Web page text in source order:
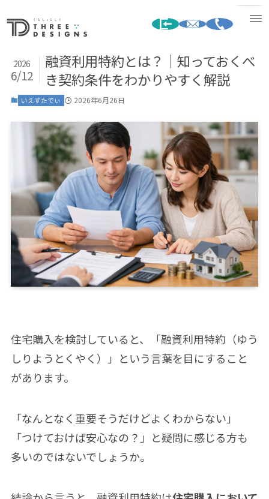
融資利用特約とは？｜知っておくべ
き契約条件をわかりやすく解説
2026
6/12
いえすたでぃ 2026年6月26日
住宅購入を検討していると、「融資利用特約（ゆう
しりようとくやく）」という言葉を目にすること
があります。
「なんとなく重要そうだけどよくわからない」
「つけておけば安心なの？」と疑問に感じる方も
多いのではないでしょうか。